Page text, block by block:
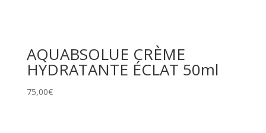
AQUABSOLUE CRÈME
HYDRATANTE ÉCLAT 50ml
75,00€